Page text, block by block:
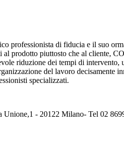
professionista di fiducia e il suo
al prodotto piuttosto che al cliente,
riduzione dei tempi di
del lavoro decisamente
specializzati.
Unione,1 - 20122 Milano- Tel 02